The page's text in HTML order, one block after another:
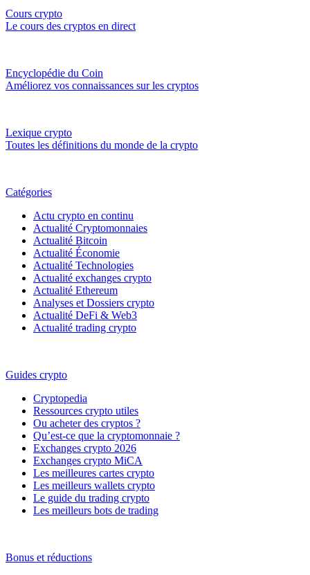
Cours crypto
Le cours des cryptos en direct
Encyclopédie du Coin
Améliorez vos connaissances sur les cryptos
Lexique crypto
Toutes les définitions du monde de la crypto
Catégories
Actu crypto en continu
Actualité Cryptomonnaies
Actualité Bitcoin
Actualité Économie
Actualité Technologies
Actualité exchanges crypto
Actualité Ethereum
Analyses et Dossiers crypto
Actualité DeFi & Web3
Actualité trading crypto
Guides crypto
Cryptopedia
Ressources crypto utiles
Ou acheter des cryptos ?
Qu’est-ce que la cryptomonnaie ?
Exchanges crypto 2026
Exchanges crypto MiCA
Les meilleures cartes crypto
Les meilleurs wallets crypto
Le guide du trading crypto
Les meilleurs bots de trading
Bonus et réductions